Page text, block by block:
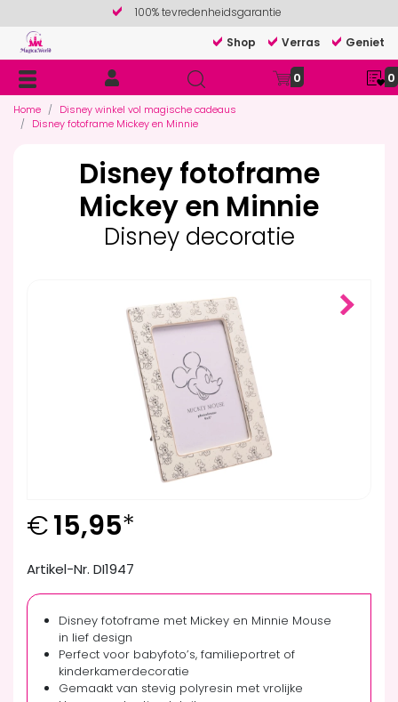
100% tevredenheidsgarantie
Shop
Verras Geniet
0 0
Home
Disney winkel vol magische cadeaus
Disney fotoframe Mickey en Minnie
Disney fotoframe
Mickey en Minnie
Disney decoratie
€15,95*
Artikel-Nr. DI1947
Disney fotoframe met Mickey en Minnie Mouse
in lief design
Perfect voor babyfoto’s, familieportret of
kinderkamerdecoratie
Gemaakt van stevig polyresin met vrolijke